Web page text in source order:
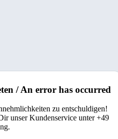
/ An error has occurred
zu entschuldigen!
unser Kundenservice unter +49